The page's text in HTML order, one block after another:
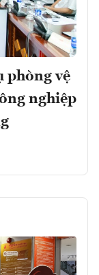
phòng vệ
nghiệp